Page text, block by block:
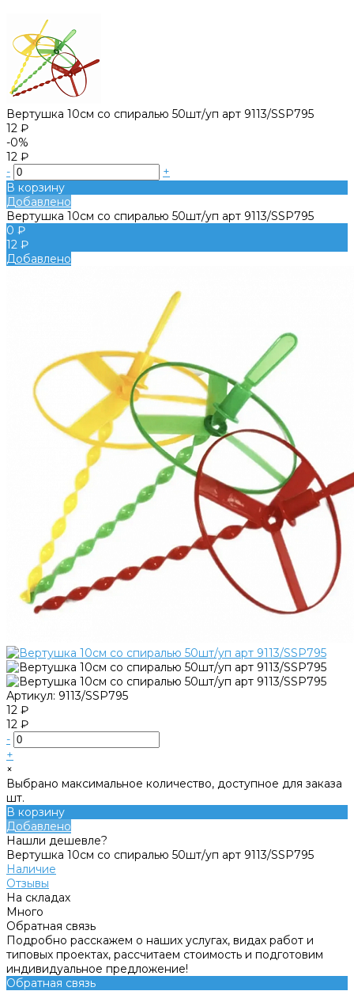
Вертушка 10см со спиралью 50шт/уп арт 9113/SSP795
12 ₽
-0%
12 ₽
-
+
В корзину
Добавлено
Вертушка 10см со спиралью 50шт/уп арт 9113/SSP795
0 ₽
12 ₽
Добавлено
Артикул: 9113/SSP795
12 ₽
12 ₽
-
+
×
Выбрано максимальное количество, доступное для заказа
шт.
В корзину
Добавлено
Нашли дешевле?
Вертушка 10см со спиралью 50шт/уп арт 9113/SSP795
Наличие
Отзывы
На складах
Много
Обратная связь
Подробно расскажем о наших услугах, видах работ и
типовых проектах, рассчитаем стоимость и подготовим
индивидуальное предложение!
Обратная связь